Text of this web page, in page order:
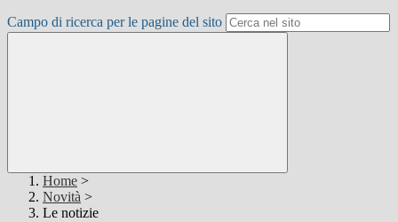
Campo di ricerca per le pagine del sito
Home >
Novità >
Le notizie